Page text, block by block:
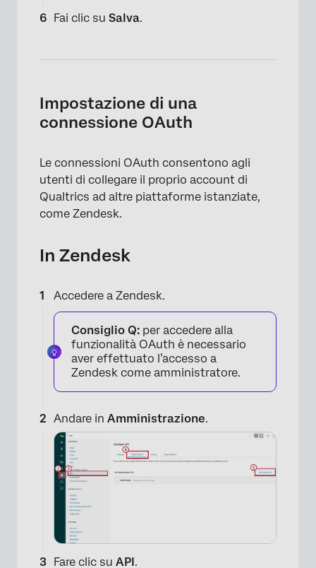
Fai clic su Salva.
Impostazione di una
connessione OAuth
Le connessioni OAuth consentono agli
utenti di collegare il proprio account di
Qualtrics ad altre piattaforme istanziate,
come Zendesk.
In Zendesk
Accedere a Zendesk.
Consiglio Q: per accedere alla
funzionalità OAuth è necessario
aver effettuato l’accesso a
Zendesk come amministratore.
Andare in Amministrazione.
Fare clic su API.